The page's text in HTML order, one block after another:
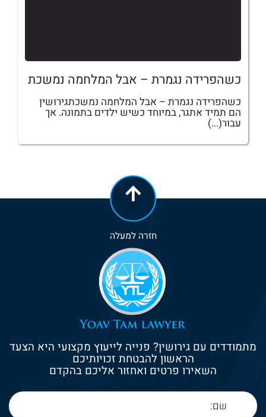
כשהפרידה נגמרת – אבל המלחמה נמשכת
כשהפרידה נגמרת – אבל המלחמה נמשכתגירושין
הם תמיד אתגר, במיוחד כשיש ילדים בתמונה. אך
עבור(...)
חזרה למעלה
מתמודדים עם גירושין? פנייה לייעוץ מקצועי היא הצעד
הראשון להבטחת זכויותיכם
השאירו פרטים ואחזור אליכם בהקדם